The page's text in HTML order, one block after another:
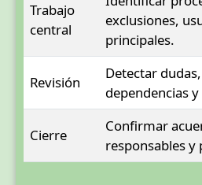
Trabajo
central
exclusiones,
principales.
Revisión
Detectar
dependencias
Cierre
Confirmar
responsables y